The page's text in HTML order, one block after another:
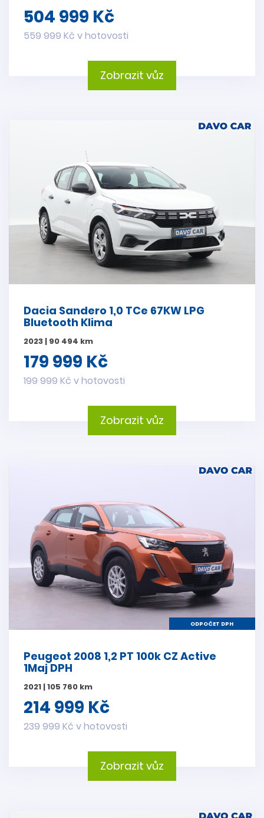
504 999 Kč
559 999 Kč v hotovosti
Zobrazit vůz
Dacia Sandero 1,0 TCe 67KW LPG
Bluetooth Klima
2023 | 90 494 km
179 999 Kč
199 999 Kč v hotovosti
Zobrazit vůz
ODPOČET DPH
Peugeot 2008 1,2 PT 100k CZ Active
1Maj DPH
2021 | 105 760 km
214 999 Kč
239 999 Kč v hotovosti
Zobrazit vůz